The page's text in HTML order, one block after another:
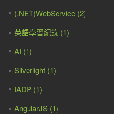
(.NET)WebService (2)
英語學習紀錄 (1)
AI (1)
Silverlight (1)
IADP (1)
AngularJS (1)